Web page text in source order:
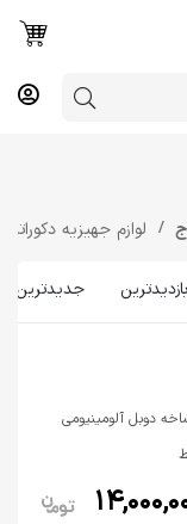
لوازم جهیزیه دکوراتیو
جدیدترین
طرح دو گل لاله 5 شاخه دوبل آلومینیومی